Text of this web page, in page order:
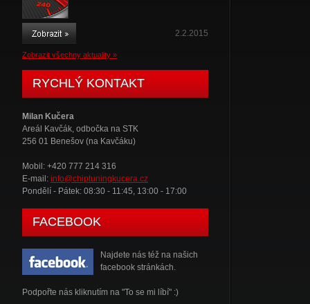
2.2.2015
Zobrazit všechny aktuality »
RYCHLÝ KONTAKT
Milan Kučera
Areál Kavčák, odbočka na STK
256 01 Benešov (na Kavčáku)
Mobil: +420 777 214 316
E-mail: info@chiptuningkucera.cz
Pondělí - Pátek: 08:30 - 11:45, 13:00 - 17:00
FACEBOOK
Najdete nás též na našich
facebook stránkách.
Podpořte nás kliknutím na "To se mi líbí" :)